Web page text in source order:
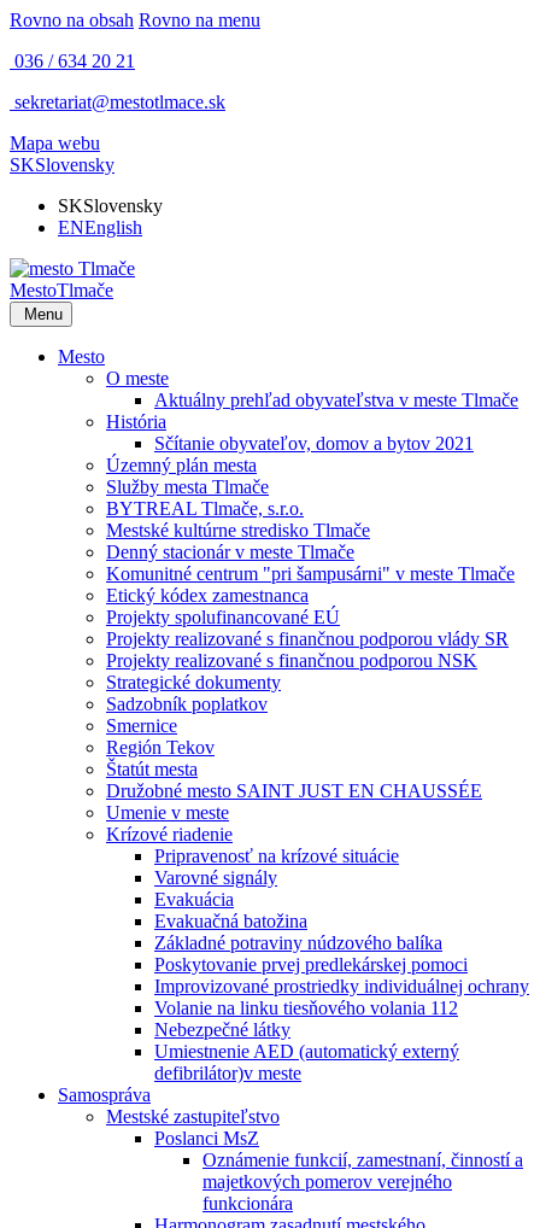
Rovno na obsah Rovno na menu
036 / 634 20 21
sekretariat@mestotlmace.sk
Mapa webu
SKSlovensky
SKSlovensky
ENEnglish
MestoTlmače
Menu
Mesto
O meste
Aktuálny prehľad obyvateľstva v meste Tlmače
História
Sčítanie obyvateľov, domov a bytov 2021
Územný plán mesta
Služby mesta Tlmače
BYTREAL Tlmače, s.r.o.
Mestské kultúrne stredisko Tlmače
Denný stacionár v meste Tlmače
Komunitné centrum "pri šampusárni" v meste Tlmače
Etický kódex zamestnanca
Projekty spolufinancované EÚ
Projekty realizované s finančnou podporou vlády SR
Projekty realizované s finančnou podporou NSK
Strategické dokumenty
Sadzobník poplatkov
Smernice
Región Tekov
Štatút mesta
Družobné mesto SAINT JUST EN CHAUSSÉE
Umenie v meste
Krízové riadenie
Pripravenosť na krízové situácie
Varovné signály
Evakuácia
Evakuačná batožina
Základné potraviny núdzového balíka
Poskytovanie prvej predlekárskej pomoci
Improvizované prostriedky individuálnej ochrany
Volanie na linku tiesňového volania 112
Nebezpečné látky
Umiestnenie AED (automatický externý
defibrilátor)v meste
Samospráva
Mestské zastupiteľstvo
Poslanci MsZ
Oznámenie funkcií, zamestnaní, činností a
majetkových pomerov verejného
funkcionára